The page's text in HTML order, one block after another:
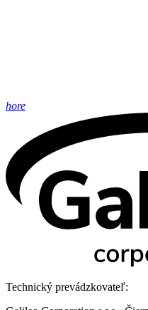
hore
Technický prevádzkovateľ: